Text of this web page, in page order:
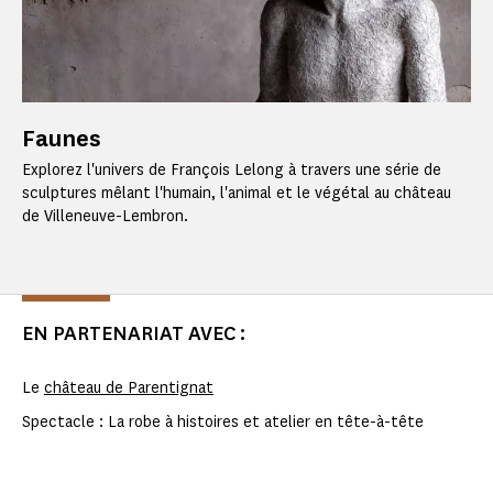
Faunes
Explorez l'univers de François Lelong à travers une série de
sculptures mêlant l'humain, l'animal et le végétal au château
de Villeneuve-Lembron.
EN PARTENARIAT AVEC :
Le château de Parentignat
Spectacle : La robe à histoires et atelier en tête-à-tête